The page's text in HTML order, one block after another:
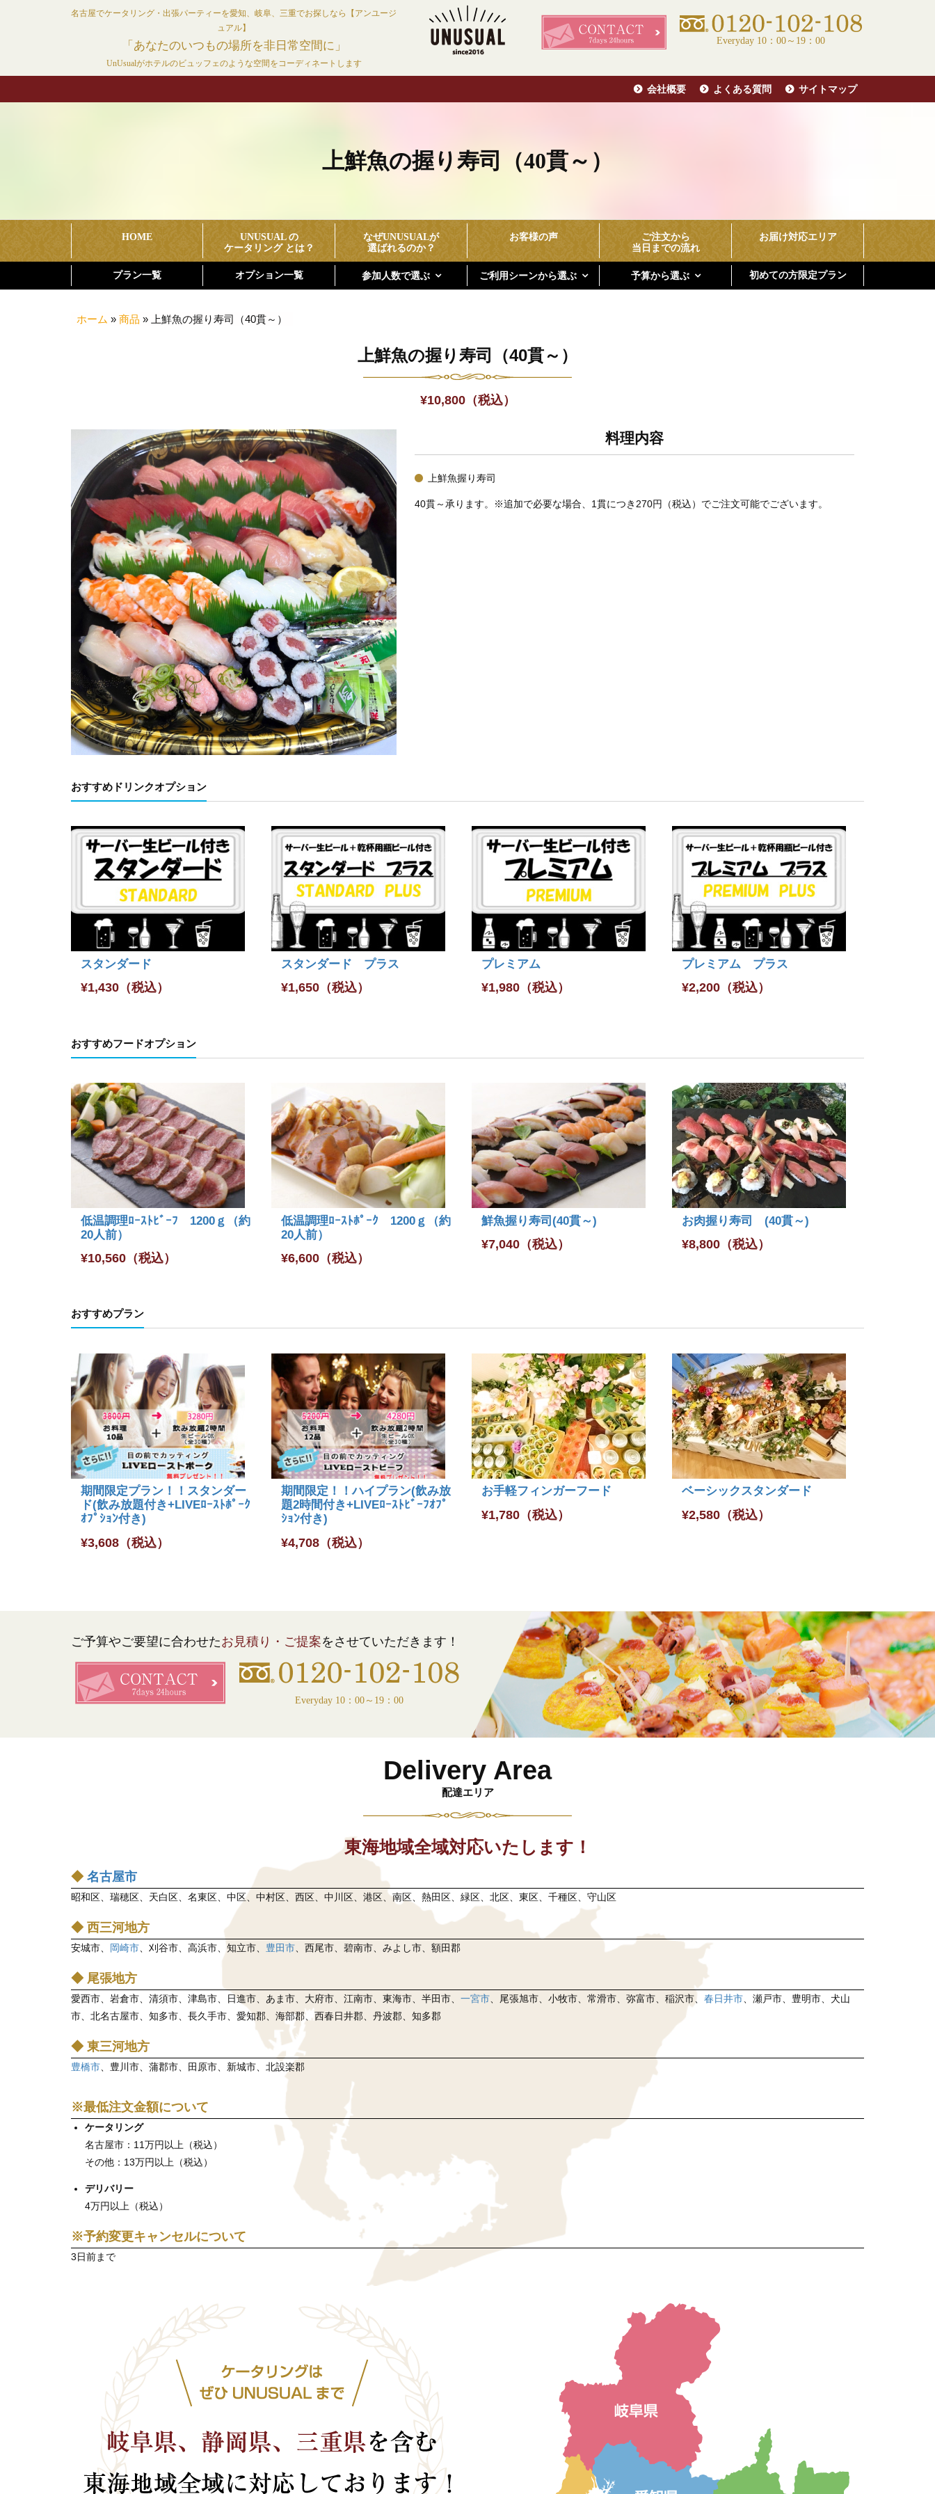
ツ
名古屋でケータリング・出張パーティーを愛知、岐阜、三重でお探しなら【アンユージ
ュアル】
「あなたのいつもの場所を非日常空間に」
UnUsualがホテルのビュッフェのような空間をコーディネートします
Everyday 10：00～19：00
会社概要 よくある質問 サイトマップ
上鮮魚の握り寿司（40貫～）
HOME
UNUSUAL の
ケータリング とは？
なぜUNUSUALが
選ばれるのか？
お客様の声
ご注文から
当日までの流れ
お届け対応エリア
プラン一覧 オプション一覧 参加人数で選ぶ ご利用シーンから選ぶ 予算から選ぶ 初めての方限定プラン
ホーム » 商品 » 上鮮魚の握り寿司（40貫～）
上鮮魚の握り寿司（40貫～）
¥10,800（税込）
料理内容
上鮮魚握り寿司
40貫～承ります。※追加で必要な場合、1貫につき270円（税込）でご注文可能でございます。
おすすめドリンクオプション
スタンダード
¥1,430 （税込）
スタンダード プラス
¥1,650 （税込）
プレミアム
¥1,980 （税込）
プレミアム プラス
¥2,200 （税込）
おすすめフードオプション
低温調理ﾛｰｽﾄﾋﾞｰﾌ 1200ｇ（約
20人前）
¥10,560 （税込）
低温調理ﾛｰｽﾄﾎﾟｰｸ 1200ｇ（約
20人前）
¥6,600 （税込）
鮮魚握り寿司(40貫～)
¥7,040 （税込）
お肉握り寿司 (40貫～)
¥8,800 （税込）
おすすめプラン
期間限定プラン！！スタンダー
ド(飲み放題付き+LIVEﾛｰｽﾄﾎﾟｰｸ
ｵﾌﾟｼｮﾝ付き)
¥3,608 （税込）
期間限定！！ハイプラン(飲み放
題2時間付き+LIVEﾛｰｽﾄﾋﾞｰﾌｵﾌﾟ
ｼｮﾝ付き)
¥4,708 （税込）
お手軽フィンガーフード
¥1,780 （税込）
ベーシックスタンダード
¥2,580 （税込）
ご予算やご要望に合わせたお見積り・ご提案をさせていただきます！
Everyday 10：00～19：00
Delivery Area
配達エリア
東海地域全域対応いたします！
◆ 名古屋市
昭和区、瑞穂区、天白区、名東区、中区、中村区、西区、中川区、港区、南区、熱田区、緑区、北区、東区、千種区、守山区
◆ 西三河地方
安城市、 岡崎市、刈谷市、高浜市、知立市、 豊田市、西尾市、碧南市、みよし市、額田郡
◆ 尾張地方
愛西市、岩倉市、清須市、津島市、日進市、あま市、大府市、江南市、東海市、半田市、 一宮市、尾張旭市、小牧市、常滑市、弥富市、稲沢市、 春日井市、瀬戸市、豊明市、犬山
市、北名古屋市、知多市、長久手市、愛知郡、海部郡、西春日井郡、丹波郡、知多郡
◆ 東三河地方
豊橋市、豊川市、蒲郡市、田原市、新城市、北設楽郡
※最低注文金額について
ケータリング
名古屋市：11万円以上（税込）
その他：13万円以上（税込）
デリバリー
4万円以上（税込）
※予約変更キャンセルについて
3日前まで